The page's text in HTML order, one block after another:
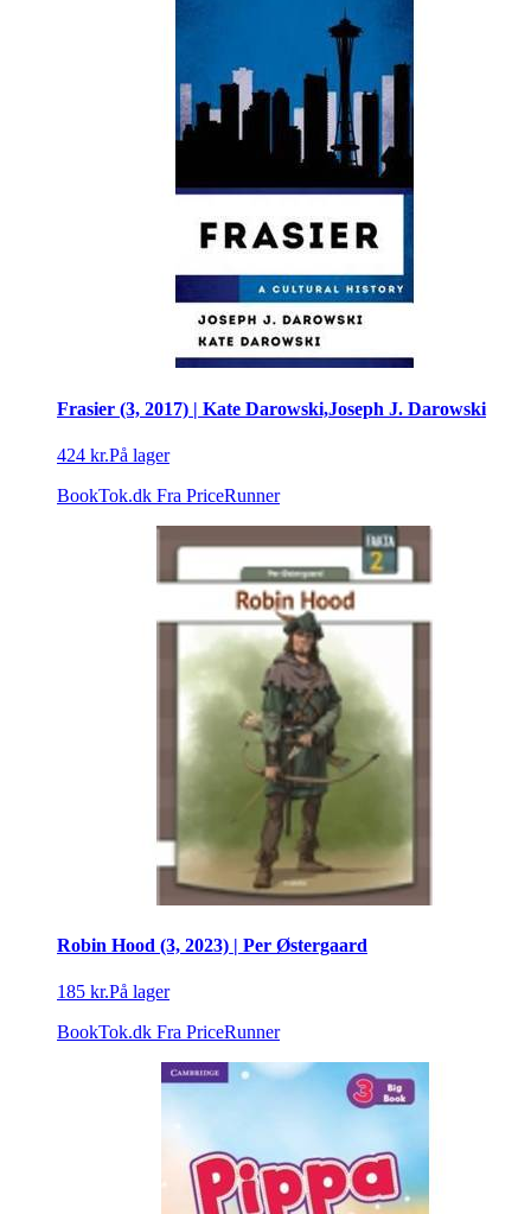
Frasier (3, 2017) | Kate Darowski,Joseph J. Darowski
424 kr.På lager
BookTok.dk Fra PriceRunner
Robin Hood (3, 2023) | Per Østergaard
185 kr.På lager
BookTok.dk Fra PriceRunner